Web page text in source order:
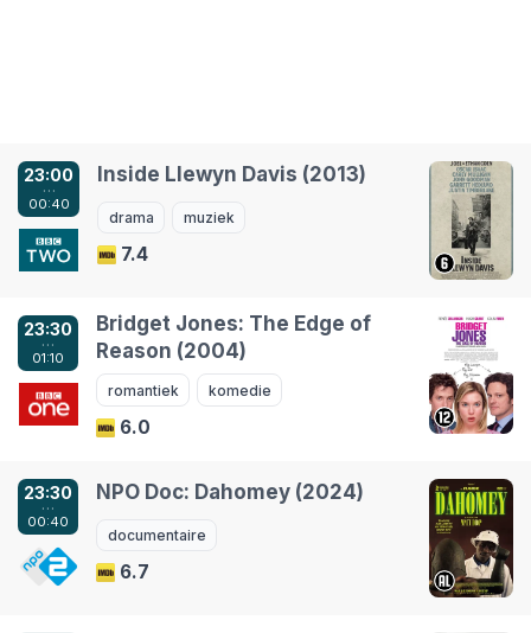
23:00
…
00:40
Inside Llewyn Davis (2013)
drama muziek
7.4
23:30
…
01:10
Bridget Jones: The Edge of
Reason (2004)
romantiek komedie
6.0
23:30
…
00:40
NPO Doc: Dahomey (2024)
documentaire
6.7